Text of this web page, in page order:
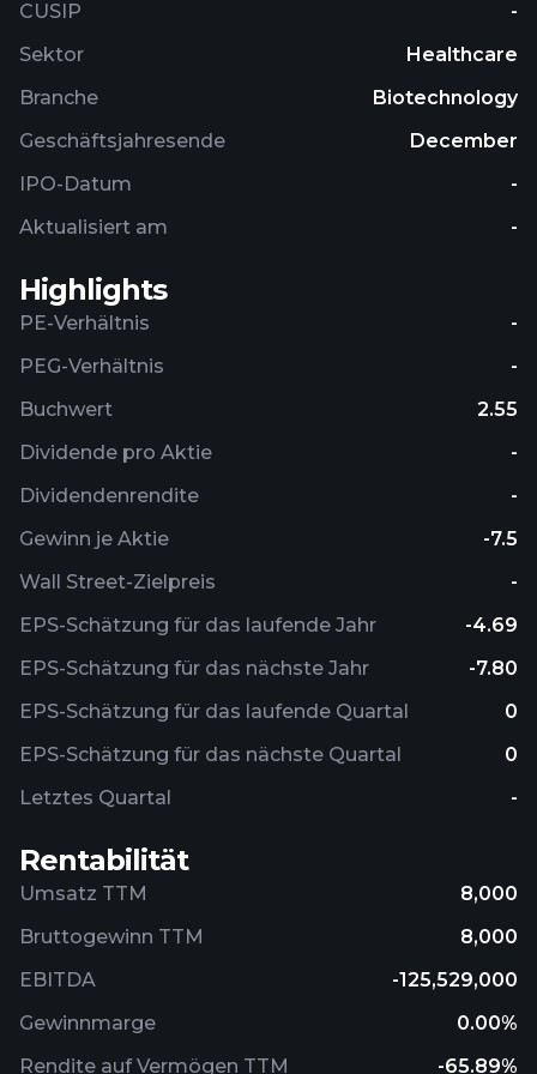
CUSIP
-
Sektor
Healthcare
Branche
Biotechnology
Geschäftsjahresende
December
IPO-Datum
-
Aktualisiert am
-
Highlights
PE-Verhältnis
-
PEG-Verhältnis
-
Buchwert
2.55
Dividende pro Aktie
-
Dividendenrendite
-
Gewinn je Aktie
-7.5
Wall Street-Zielpreis
-
EPS-Schätzung für das laufende Jahr
-4.69
EPS-Schätzung für das nächste Jahr
-7.80
EPS-Schätzung für das laufende Quartal
0
EPS-Schätzung für das nächste Quartal
0
Letztes Quartal
-
Rentabilität
Umsatz TTM
8,000
Bruttogewinn TTM
8,000
EBITDA
-125,529,000
Gewinnmarge
0.00%
Rendite auf Vermögen TTM
-65.89%